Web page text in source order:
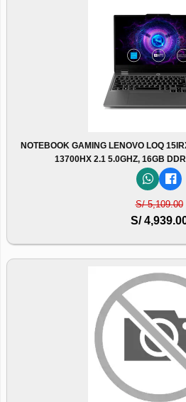
NOTEBOOK GAMING LENOVO LOQ
13700HX 2.1 5.0GHZ, 16GB
S/ 5,109.00
S/